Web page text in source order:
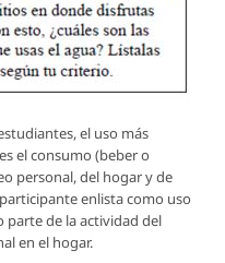
el uso más
el consumo (beber o
personal, del hogar y de
enlista como uso
parte de la actividad del
en el hogar.